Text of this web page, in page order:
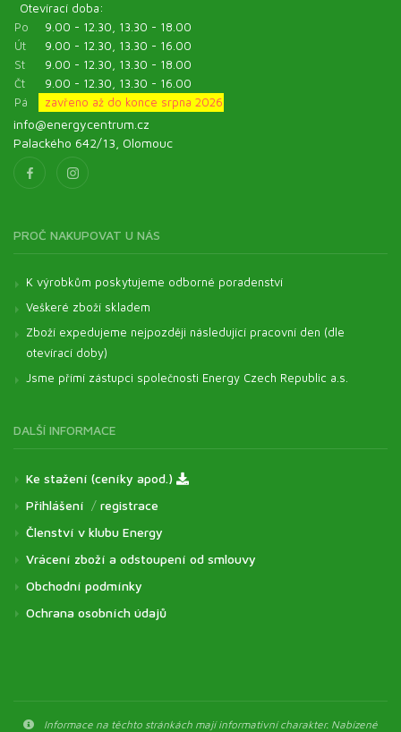
Otevírací doba:
Po
9.00 - 12.30, 13.30 - 18.00
Út
9.00 - 12.30, 13.30 - 16.00
St
9.00 - 12.30, 13.30 - 18.00
Čt
9.00 - 12.30, 13.30 - 16.00
Pá
zavřeno až do konce srpna 2026
info@energycentrum.cz
Palackého 642/13, Olomouc
PROČ NAKUPOVAT U NÁS
K výrobkům poskytujeme odborné poradenství
Veškeré zboží skladem
Zboží expedujeme nejpozději následující pracovní den (dle
otevírací doby)
Jsme přímí zástupci společnosti Energy Czech Republic a.s.
DALŠÍ INFORMACE
Ke stažení (ceníky apod.)
Přihlášení / registrace
Členství v klubu Energy
Vrácení zboží a odstoupení od smlouvy
Obchodní podmínky
Ochrana osobních údajů
Informace na těchto stránkách mají informativní charakter. Nabízené